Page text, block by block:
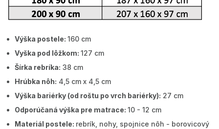
Výška postele: 160 cm
Vyška pod lôžkom: 127 cm
Šírka rebríka: 38 cm
Hrúbka nôh: 4,5 cm x 4,5 cm
Výška bariérky (od roštu po vrch bariérky): 27 cm
Odporúčaná výška pre matrace: 10 - 12 cm
Materiál postele: rebrík, nohy, spojnice nôh - borovicový